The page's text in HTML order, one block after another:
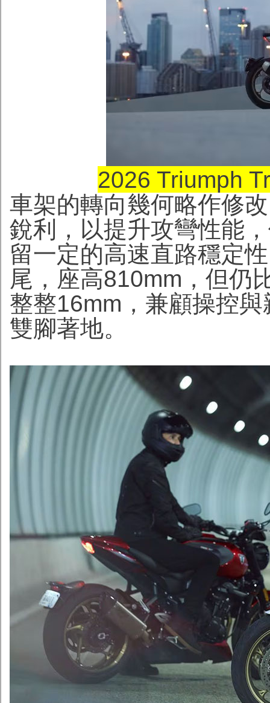
2026 Triumph
車架的轉向幾何略作修
銳利，以提升攻彎性能
留一定的高速直路穩定
尾，座高810mm，但仍
整整16mm，兼顧操控
雙腳著地。